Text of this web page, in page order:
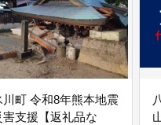
川町 令和8年熊本地震
害支援【返礼品な